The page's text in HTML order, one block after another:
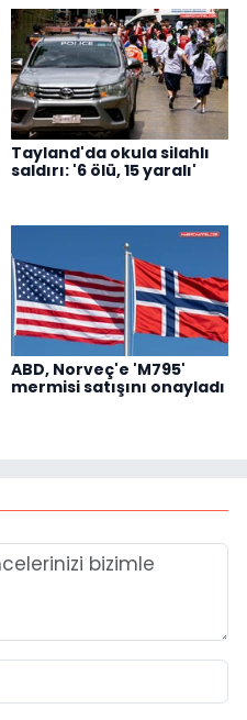
Tayland'da okula silahlı
saldırı: '6 ölü, 15 yaralı'
ABD, Norveç'e 'M795'
mermisi satışını onayladı